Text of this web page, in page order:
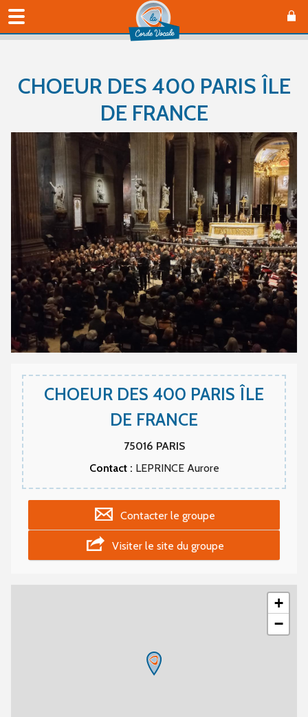
CHOEUR DES 400 PARIS ÎLE
DE FRANCE
CHOEUR DES 400 PARIS ÎLE
DE FRANCE
75016 PARIS
Contact : LEPRINCE Aurore
Contacter le groupe
Visiter le site du groupe
+
−